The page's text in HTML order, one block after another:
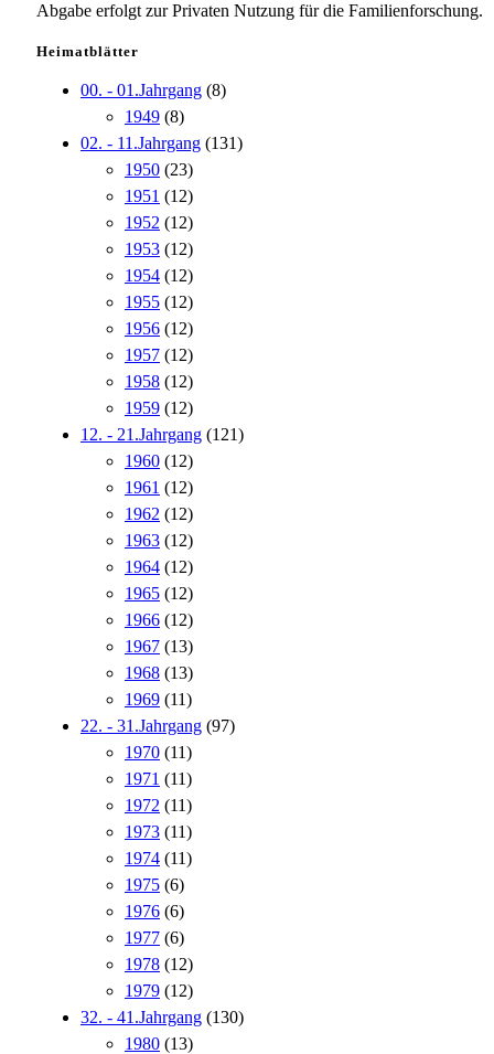
Abgabe erfolgt zur Privaten Nutzung für die Familienforschung.
Heimatblätter
00. - 01.Jahrgang (8)
1949 (8)
02. - 11.Jahrgang (131)
1950 (23)
1951 (12)
1952 (12)
1953 (12)
1954 (12)
1955 (12)
1956 (12)
1957 (12)
1958 (12)
1959 (12)
12. - 21.Jahrgang (121)
1960 (12)
1961 (12)
1962 (12)
1963 (12)
1964 (12)
1965 (12)
1966 (12)
1967 (13)
1968 (13)
1969 (11)
22. - 31.Jahrgang (97)
1970 (11)
1971 (11)
1972 (11)
1973 (11)
1974 (11)
1975 (6)
1976 (6)
1977 (6)
1978 (12)
1979 (12)
32. - 41.Jahrgang (130)
1980 (13)